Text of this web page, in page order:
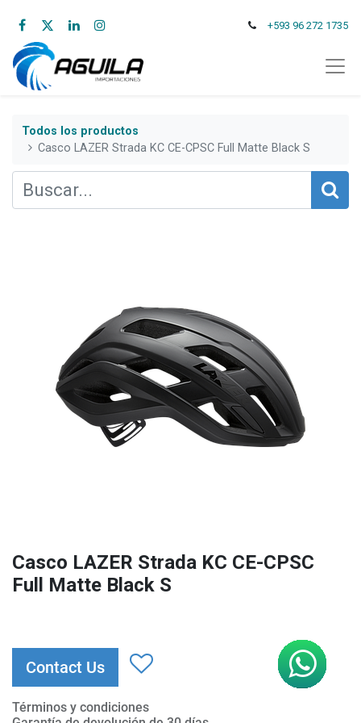
+593 96 272 1735
Todos los productos
Casco LAZER Strada KC CE-CPSC Full Matte Black S
Casco LAZER Strada KC CE-CPSC
Full Matte Black S
Contact Us
Términos y condiciones